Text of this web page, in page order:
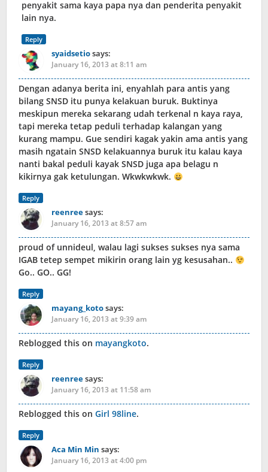
penyakit sama kaya papa nya dan penderita penyakit
lain nya.
Reply
syaidsetiosays:
January 16, 2013 at 8:11 am
Dengan adanya berita ini, enyahlah para antis yang
bilang SNSD itu punya kelakuan buruk. Buktinya
meskipun mereka sekarang udah terkenal n kaya raya,
tapi mereka tetap peduli terhadap kalangan yang
kurang mampu. Gue sendiri kagak yakin ama antis yang
masih ngatain SNSD kelakuannya buruk itu kalau kaya
nanti bakal peduli kayak SNSD juga apa belagu n
kikirnya gak ketulungan. Wkwkwkwk.
Reply
reenreesays:
January 16, 2013 at 8:57 am
proud of unnideul, walau lagi sukses sukses nya sama
IGAB tetep sempet mikirin orang lain yg kesusahan..
Go.. GO.. GG!
Reply
mayang_kotosays:
January 16, 2013 at 9:39 am
Reblogged this on mayangkoto.
Reply
reenreesays:
January 16, 2013 at 11:58 am
Reblogged this on Girl 98line.
Reply
Aca Min Min says:
January 16, 2013 at 4:00 pm